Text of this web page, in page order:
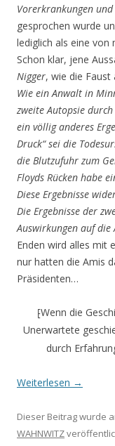
Vorerkrankungen
gesprochen wurde
lediglich als eine von
Schon klar, jene
Nigger, wie die Faust
Wie ein Anwalt in
zweite Autopsie
ein völlig anderes
Druck“ sei die
die Blutzufuhr zum
Floyds Rücken habe
Diese Ergebnisse
Die Ergebnisse der
Auswirkungen auf
Enden wird alles mit
nur hatten die Amis
Präsidenten…
⁅Wenn die
Unerwartete
durch
Weiterlesen →
Dieser Beitrag wurde
WAHNWITZ